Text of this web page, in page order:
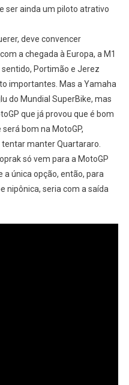
ser ainda um piloto atrativo
deve convencer
a chegada à Europa, a M1
Portimão e Jerez
importantes. Mas a Yamaha
do Mundial SuperBike, mas
que já provou que é bom
bom na MotoGP,
manter Quartararo.
só vem para a MotoGP
única opção, então, para
nipônica, seria com a saída